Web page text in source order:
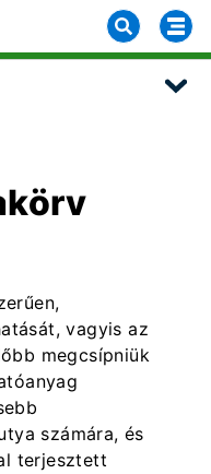
vagyis az
megcsípniük
számára, és
terjesztett